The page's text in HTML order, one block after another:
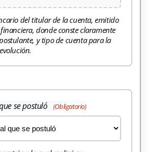
del titular de la cuenta, emitido
donde conste claramente
y tipo de cuenta para la
se postuló (Obligatorio)